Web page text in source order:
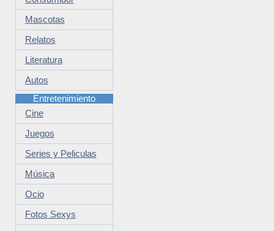
Mascotas
Relatos
Literatura
Autos
Entretenimiento
Cine
Juegos
Series y Peliculas
Música
Ocio
Fotos Sexys